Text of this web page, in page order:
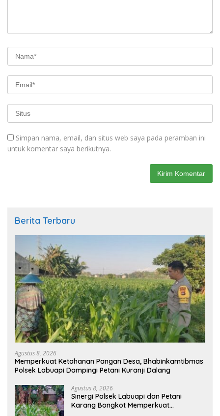
Simpan nama, email, dan situs web saya pada peramban ini
untuk komentar saya berikutnya.
Berita Terbaru
Agustus 8, 2026
Memperkuat Ketahanan Pangan Desa, Bhabinkamtibmas
Polsek Labuapi Dampingi Petani Kuranji Dalang
Agustus 8, 2026
Sinergi Polsek Labuapi dan Petani
Karang Bongkot Memperkuat